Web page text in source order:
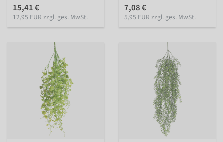
15,41 €
12,95 EUR zzgl. ges. MwSt.
7,08 €
5,95 EUR zzgl. ges. MwSt.